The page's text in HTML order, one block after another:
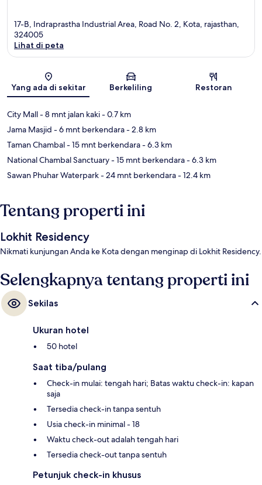
17-B, Indraprastha Industrial Area, Road No. 2, Kota, rajasthan,
324005
Lihat di peta
Yang ada di sekitar Berkeliling Restoran
City Mall- 8 mnt jalan kaki- 0.7 km
Jama Masjid - 6 mnt berkendara- 2.8 km
Taman Chambal- 15 mnt berkendara- 6.3 km
National Chambal Sanctuary- 15 mnt berkendara- 6.3 km
Sawan Phuhar Waterpark- 24 mnt berkendara- 12.4 km
Tentang properti ini
Lokhit Residency
Nikmati kunjungan Anda ke Kota dengan menginap di Lokhit Residency.
Selengkapnya tentang properti ini
Sekilas
Ukuran hotel
50 hotel
Saat tiba/pulang
Check-in mulai: tengah hari; Batas waktu check-in: kapan
saja
Tersedia check-in tanpa sentuh
Usia check-in minimal - 18
Waktu check-out adalah tengah hari
Tersedia check-out tanpa sentuh
Petunjuk check-in khusus